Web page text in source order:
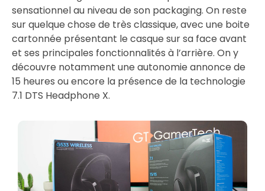
sensationnel au niveau de son packaging. On reste
sur quelque chose de très classique, avec une boite
cartonnée présentant le casque sur sa face avant
et ses principales fonctionnalités à l’arrière. On y
découvre notamment une autonomie annonce de
15 heures ou encore la présence de la technologie
7.1 DTS Headphone X.